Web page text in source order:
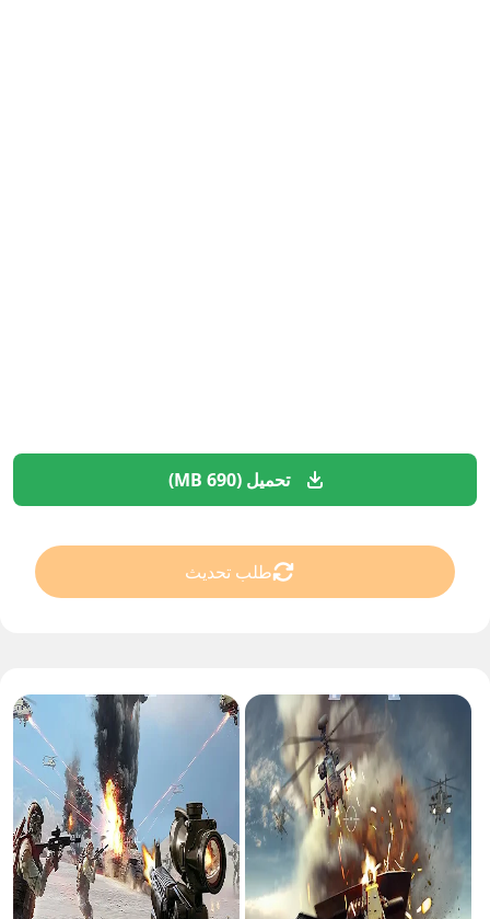
تحميل (690 MB)
طلب تحديث